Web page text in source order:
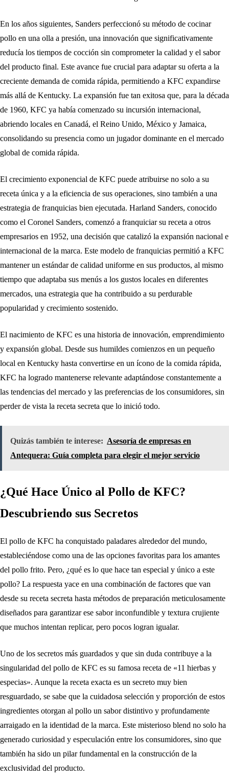
En los años siguientes, Sanders perfeccionó su método de cocinar
pollo en una olla a presión, una innovación que significativamente
reducía los tiempos de cocción sin comprometer la calidad y el sabor
del producto final. Este avance fue crucial para adaptar su oferta a la
creciente demanda de comida rápida, permitiendo a KFC expandirse
más allá de Kentucky. La expansión fue tan exitosa que, para la década
de 1960, KFC ya había comenzado su incursión internacional,
abriendo locales en Canadá, el Reino Unido, México y Jamaica,
consolidando su presencia como un jugador dominante en el mercado
global de comida rápida.
El crecimiento exponencial de KFC puede atribuirse no solo a su
receta única y a la eficiencia de sus operaciones, sino también a una
estrategia de franquicias bien ejecutada. Harland Sanders, conocido
como el Coronel Sanders, comenzó a franquiciar su receta a otros
empresarios en 1952, una decisión que catalizó la expansión nacional e
internacional de la marca. Este modelo de franquicias permitió a KFC
mantener un estándar de calidad uniforme en sus productos, al mismo
tiempo que adaptaba sus menús a los gustos locales en diferentes
mercados, una estrategia que ha contribuido a su perdurable
popularidad y crecimiento sostenido.
El nacimiento de KFC es una historia de innovación, emprendimiento
y expansión global. Desde sus humildes comienzos en un pequeño
local en Kentucky hasta convertirse en un ícono de la comida rápida,
KFC ha logrado mantenerse relevante adaptándose constantemente a
las tendencias del mercado y las preferencias de los consumidores, sin
perder de vista la receta secreta que lo inició todo.
Quizás también te interese: Asesoría de empresas en
Antequera: Guía completa para elegir el mejor servicio
¿Qué Hace Único al Pollo de KFC?
Descubriendo sus Secretos
El pollo de KFC ha conquistado paladares alrededor del mundo,
estableciéndose como una de las opciones favoritas para los amantes
del pollo frito. Pero, ¿qué es lo que hace tan especial y único a este
pollo? La respuesta yace en una combinación de factores que van
desde su receta secreta hasta métodos de preparación meticulosamente
diseñados para garantizar ese sabor inconfundible y textura crujiente
que muchos intentan replicar, pero pocos logran igualar.
Uno de los secretos más guardados y que sin duda contribuye a la
singularidad del pollo de KFC es su famosa receta de «11 hierbas y
especias». Aunque la receta exacta es un secreto muy bien
resguardado, se sabe que la cuidadosa selección y proporción de estos
ingredientes otorgan al pollo un sabor distintivo y profundamente
arraigado en la identidad de la marca. Este misterioso blend no solo ha
generado curiosidad y especulación entre los consumidores, sino que
también ha sido un pilar fundamental en la construcción de la
exclusividad del producto.